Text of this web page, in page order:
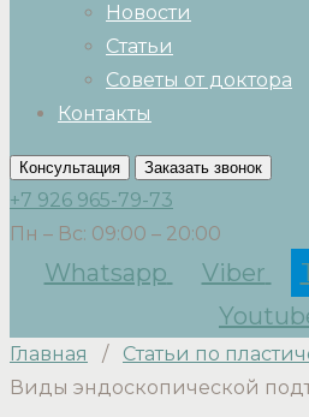
Новости
Статьи
Советы от доктора
Контакты
Консультация Заказать звонок
+7 926 965-79-73
Пн – Вс: 09:00 – 20:00
Whatsapp Viber
Главная / Статьи по
Виды эндоскопической